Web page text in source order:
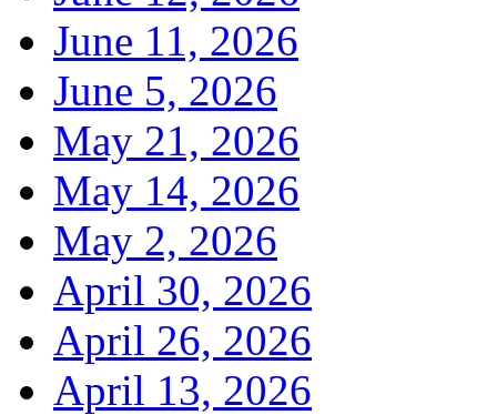
June 11, 2026
June 5, 2026
May 21, 2026
May 14, 2026
May 2, 2026
April 30, 2026
April 26, 2026
April 13, 2026